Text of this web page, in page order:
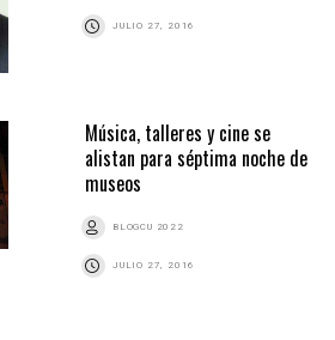
JULIO 27, 2016
Música, talleres y cine se
alistan para séptima noche de
museos
BLOGCU 2022
JULIO 27, 2016